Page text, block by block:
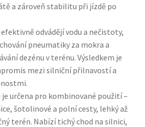
a zároveň stabilitu při jízdě po
odvádějí vodu a nečistoty,
pneumatiky za mokra a
dezénu v terénu. Výsledkem je
mezi silniční přilnavostí a
je určena pro kombinované použití –
šotolinové a polní cesty, lehký až
terén. Nabízí tichý chod na silnici,